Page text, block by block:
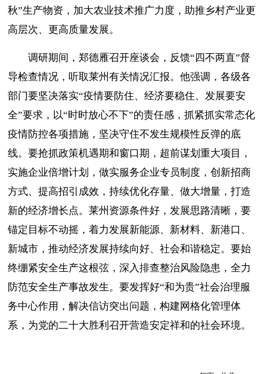
秋”生产物资，加大农业技术推广力度，助推乡村产业更
高层次、更高质量发展。
调研期间，郑德雁召开座谈会，反馈“四不两直”督
导检查情况，听取莱州有关情况汇报。他强调，各级各
部门要坚决落实“疫情要防住、经济要稳住、发展要安
全”要求，以“时时放心不下”的责任感，抓紧抓实常态化
疫情防控各项措施，坚决守住不发生规模性反弹的底
线。要抢抓政策机遇期和窗口期，超前谋划重大项目，
实施企业倍增计划，做实服务企业专员制度，创新招商
方式、提高招引成效，持续优化存量、做大增量，打造
新的经济增长点。莱州资源条件好，发展思路清晰，要
锚定目标不动摇，着力发展新能源、新材料、新港口、
新城市，推动经济发展持续向好、社会和谐稳定。要始
终绷紧安全生产这根弦，深入排查整治风险隐患，全力
防范安全生产事故发生。要发挥好“和为贵”社会治理服
务中心作用，解决信访突出问题，构建网格化管理体
系，为党的二十大胜利召开营造安定祥和的社会环境。